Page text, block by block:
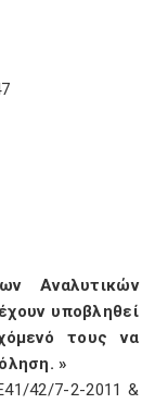
Αναλυτικών
υποβληθεί
τους να
»
42/7-2-2011 &